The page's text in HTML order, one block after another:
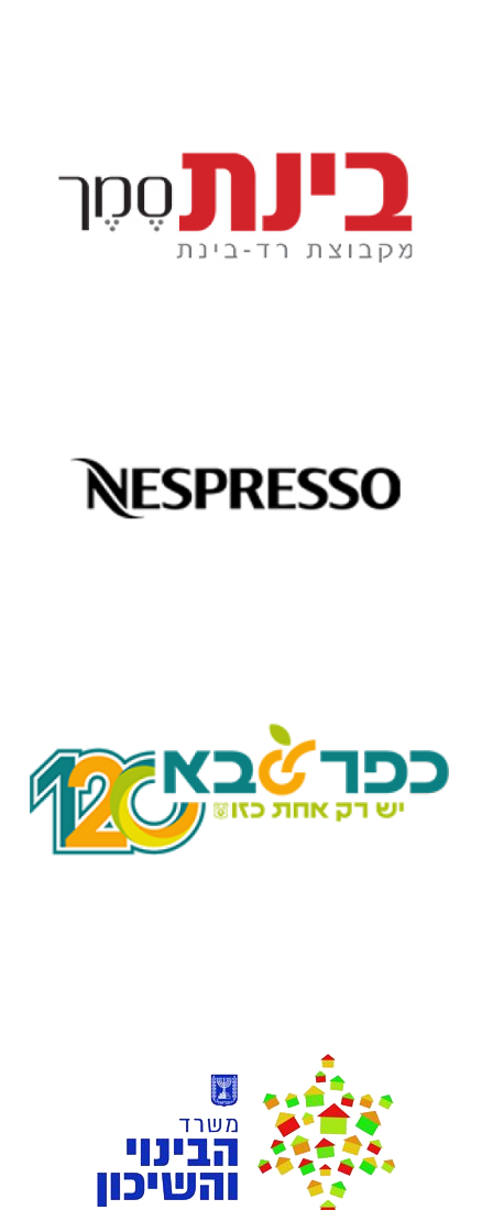
בינת-סמך מספקת שירות מוקד לארגונים מובילים בישראל, ו-
WYZE מאפשרת לנציגים של החברה להכשיר נציגים
במהירות ולספק מענה מדוייק וחדשני ללקוחות של הארגונים
עבורם מפעילה בינת-סמך מוקדים
לספק מידע מדוייק ליותר ממאה אלף חברי מועדון נספרסו -
אודות כל סוג של קפה שנספרסו מספקת, מאיפה מגיעים
פולי הקפה, לאיזה סוג של ארוחה מתאימה כל קפסולה ועוד!
WYZE מרכזת את כל המידע שזורם מהשטח וממחלקות העירייה אל
המוקד העירוני של עיריית כפר-סבא - ארועים, תשתיות, תרבות, חינוך,
בינוי ועוד, ומאפשרת לנציגי המוקד להיות מעודכנים אודות כל מה
שמתרחש בעיר כדי שהם בתורם יוכלו לספק לתושבים מידע עדכני
ומדוייק!